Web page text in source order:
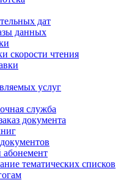
дат
данных
скорости чтения
услуг
служба
документа
тематических списков